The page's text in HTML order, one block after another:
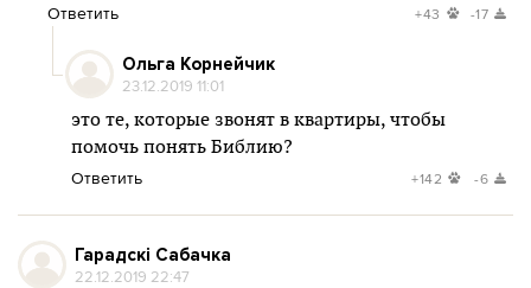
Ответить +43 -17
Ольга Корнейчик
23.12.2019 11:01
это те, которые звонят в квартиры, чтобы
помочь понять Библию?
Ответить +142 -6
Гарадскі Сабачка
22.12.2019 22:47